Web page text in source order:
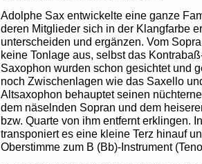
Adolphe Sax entwickelte eine ganze
deren Mitglieder sich in der Klangfarbe
unterscheiden und ergänzen. Vom
keine Tonlage aus, selbst das
Saxophon wurden schon gesichtet und
noch Zwischenlagen wie das Saxello
Altsaxophon behauptet seinen
dem näselnden Sopran und dem
bzw. Quarte von ihm entfernt erklingen.
transponiert es eine kleine Terz hinauf
Oberstimme zum B (Bb)-Instrument